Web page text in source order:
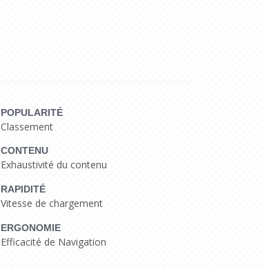
POPULARITÉ
Classement
CONTENU
Exhaustivité du contenu
RAPIDITÉ
Vitesse de chargement
ERGONOMIE
Efficacité de Navigation